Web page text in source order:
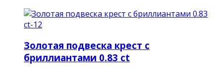
Золотая подвеска крест с
бриллиантами 0.83 ct